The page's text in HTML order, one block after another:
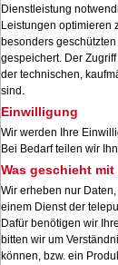
Dienstleistung
Leistungen optimieren
besonders
gespeichert. Der
der technischen,
sind.
Einwilligung
Wir werden Ihre
Bei Bedarf teilen wir
Was geschieht mit
Wir erheben nur
einem Dienst der
Dafür benötigen wir
bitten wir um
können, bzw. ein